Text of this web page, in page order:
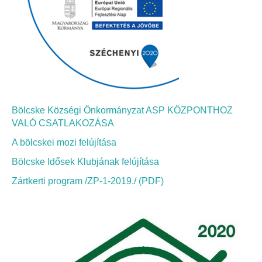
Bölcskei Néptánc Egyesület
Bölcskei Polgárőrség
Bölcskei Klímakör
HIVATAL
Szervezeti felépítés
Dokumentumok
Bölcske Községi Önkormányzat ASP KÖZPONTHOZ
VALÓ CSATLAKOZÁSA
A bölcskei mozi felújítása
Bölcske Idősek Klubjának felújítása
Zártkerti program /ZP-1-2019./ (PDF)